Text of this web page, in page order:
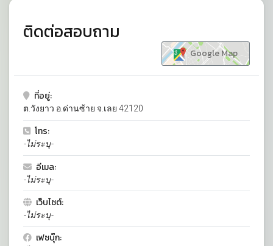
ติดต่อสอบถาม
Google Map
ที่อยู่:
ต.วังยาว อ.ด่านซ้าย จ.เลย 42120
โทร:
-ไม่ระบุ-
อีเมล:
-ไม่ระบุ-
เว็บไซต์:
-ไม่ระบุ-
เฟซบุ๊ก: